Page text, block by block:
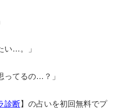
い…。」
ってるの…？」
診断】の占いを初回無料でプ